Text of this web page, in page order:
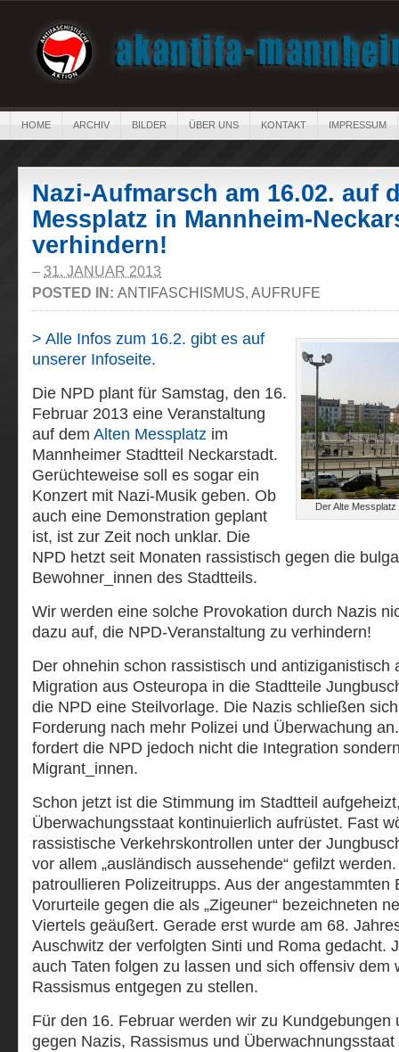
HOME ARCHIV BILDER ÜBER UNS KONTAKT IMPRESSUM
Nazi-Aufmarsch am 16.02. auf
Messplatz in Mannheim-
verhindern!
– 31. JANUAR 2013
POSTED IN: ANTIFASCHISMUS, AUFRUFE
Der Alte
> Alle Infos zum 16.2. gibt es auf
unserer Infoseite.
Die NPD plant für Samstag, den 16.
Februar 2013 eine Veranstaltung
auf dem Alten Messplatz im
Mannheimer Stadtteil Neckarstadt.
Gerüchteweise soll es sogar ein
Konzert mit Nazi-Musik geben. Ob
auch eine Demonstration geplant
ist, ist zur Zeit noch unklar. Die
NPD hetzt seit Monaten rassistisch gegen die
Bewohner_innen des Stadtteils.
Wir werden eine solche Provokation durch Nazis
dazu auf, die NPD-Veranstaltung zu verhindern!
Der ohnehin schon rassistisch und antiziganistisch
Migration aus Osteuropa in die Stadtteile
die NPD eine Steilvorlage. Die Nazis schließen
Forderung nach mehr Polizei und Überwachung
fordert die NPD jedoch nicht die Integration
Migrant_innen.
Schon jetzt ist die Stimmung im Stadtteil
Überwachungsstaat kontinuierlich aufrüstet. Fast
rassistische Verkehrskontrollen unter der
vor allem „ausländisch aussehende“ gefilzt
patroullieren Polizeitrupps. Aus der angestammten
Vorurteile gegen die als „Zigeuner“ bezeichneten
Viertels geäußert. Gerade erst wurde am 68.
Auschwitz der verfolgten Sinti und Roma gedacht.
auch Taten folgen zu lassen und sich offensiv dem
Rassismus entgegen zu stellen.
Für den 16. Februar werden wir zu Kundgebungen
gegen Nazis, Rassismus und